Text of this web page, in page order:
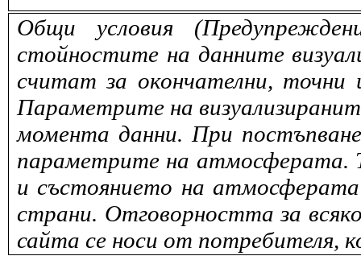
Общи условия
стойностите на данните
считат за окончателни,
Параметрите на
момента данни. При
параметрите на атмосферата.
и състоянието на
страни. Отговорността за
сайта се носи от потребителя,